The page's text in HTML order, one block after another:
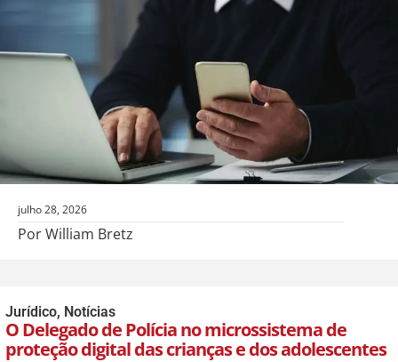
julho 28, 2026
Por William Bretz
Jurídico, Notícias
O Delegado de Polícia no microssistema de
proteção digital das crianças e dos adolescentes